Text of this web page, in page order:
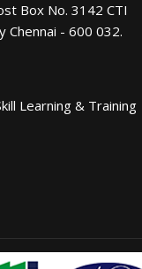
Box No. 3142 CTI
Chennai - 600 032.
Learning & Training